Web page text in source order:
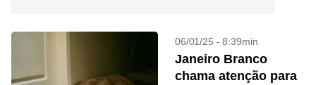
06/01/25 - 8:39min
Janeiro Branco
chama atenção para